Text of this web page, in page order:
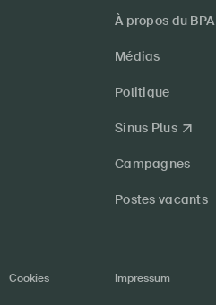
À propos du BPA
Médias
Politique
Sinus Plus
Campagnes
Postes vacants
Cookies Impressum